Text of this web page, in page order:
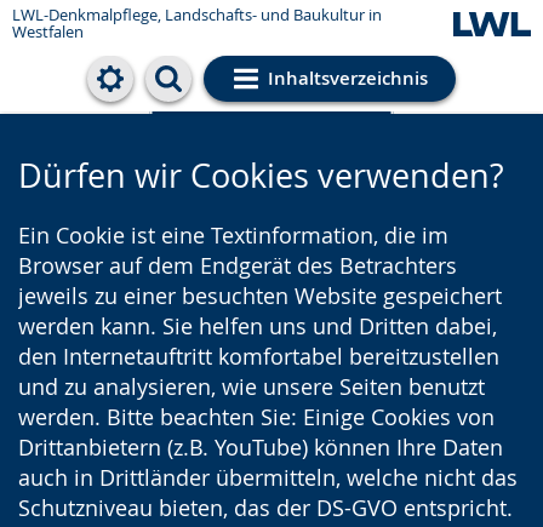
LWL-Denkmalpflege, Landschafts- und Baukultur in
Westfalen
Inhaltsverzeichnis
Cookie-Einstellungen
Dürfen wir Cookies verwenden?
Ein Cookie ist eine Textinformation, die im
Browser auf dem Endgerät des Betrachters
jeweils zu einer besuchten Website gespeichert
werden kann. Sie helfen uns und Dritten dabei,
den Internetauftritt komfortabel bereitzustellen
und zu analysieren, wie unsere Seiten benutzt
werden. Bitte beachten Sie: Einige Cookies von
Drittanbietern (z.B. YouTube) können Ihre Daten
auch in Drittländer übermitteln, welche nicht das
Schutzniveau bieten, das der DS-GVO entspricht.